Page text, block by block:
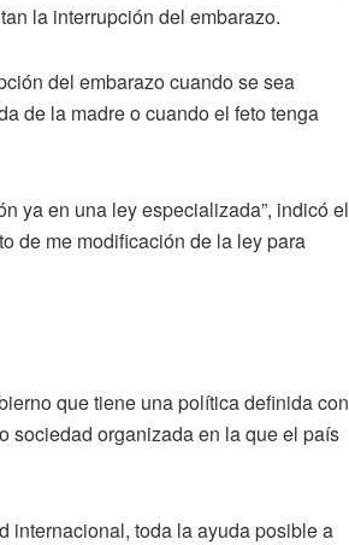
la interrupción del embarazo.
del embarazo cuando se sea
de la madre o cuando el feto tenga
ya en una ley especializada”, indicó el
de me modificación de la ley para
que tiene una política definida con
sociedad organizada en la que el país
internacional, toda la ayuda posible a